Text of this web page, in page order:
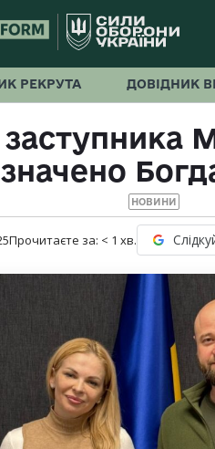
РЕКРУТА ДОВІДНИК
НОВИНИ
Прочитаєте за: < 1 хв.